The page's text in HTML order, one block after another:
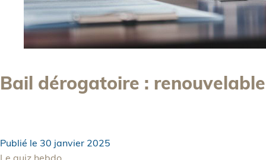
Bail dérogatoire : renouvelable
Publié le 30 janvier 2025